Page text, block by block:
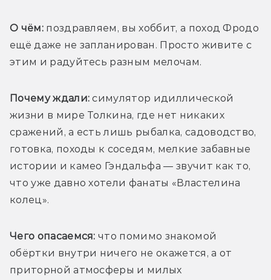
О чём: поздравляем, вы хоббит, а поход Фродо
ещё даже не запланирован. Просто живите с
этим и радуйтесь разным мелочам.
Почему ждали: симулятор идиллической
жизни в мире Толкина, где нет никаких
сражений, а есть лишь рыбалка, садоводство,
готовка, походы к соседям, мелкие забавные
истории и камео Гэндальфа — звучит как то,
что уже давно хотели фанаты «Властелина
колец».
Чего опасаемся: что помимо знакомой
обёртки внутри ничего не окажется, а от
приторной атмосферы и милых